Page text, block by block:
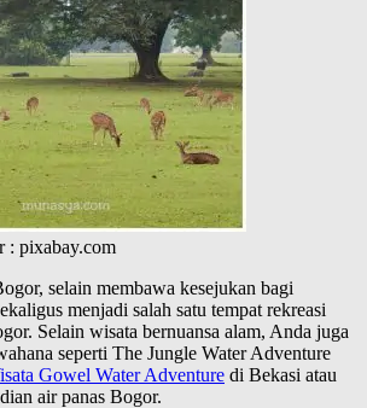
: pixabay.com
selain membawa kesejukan bagi
menjadi salah satu tempat rekreasi
Selain wisata bernuansa alam, Anda juga
seperti The Jungle Water Adventure
Gowel Water Adventure di Bekasi atau
air panas Bogor.